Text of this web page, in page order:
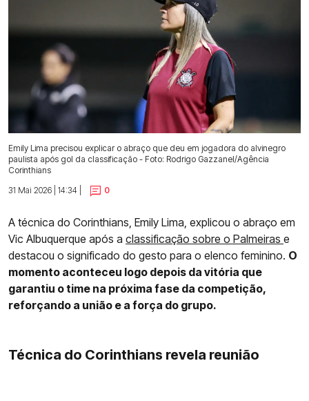
Emily Lima precisou explicar o abraço que deu em jogadora do alvinegro
paulista após gol da classificação - Foto: Rodrigo Gazzanel/Agência
Corinthians
31 Mai 2026 | 14:34 |
0
A técnica do Corinthians, Emily Lima, explicou o abraço em
Vic Albuquerque após a classificação sobre o Palmeiras e
destacou o significado do gesto para o elenco feminino. O
momento aconteceu logo depois da vitória que
garantiu o time na próxima fase da competição,
reforçando a união e a força do grupo.
Técnica do Corinthians revela reunião